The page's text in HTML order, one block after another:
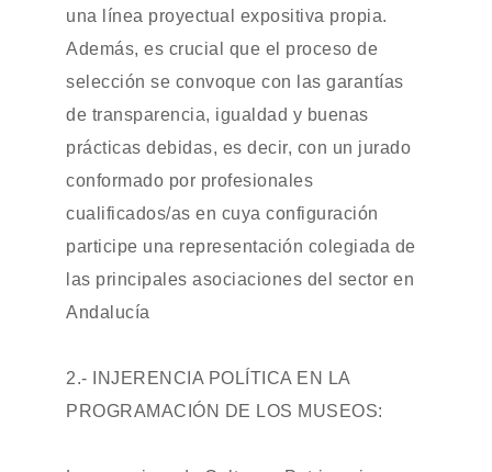
una línea proyectual expositiva propia.
Además, es crucial que el proceso de
selección se convoque con las garantías
de transparencia, igualdad y buenas
prácticas debidas, es decir, con un jurado
conformado por profesionales
cualificados/as en cuya configuración
participe una representación colegiada de
las principales asociaciones del sector en
Andalucía
2.- INJERENCIA POLÍTICA EN LA
PROGRAMACIÓN DE LOS MUSEOS: